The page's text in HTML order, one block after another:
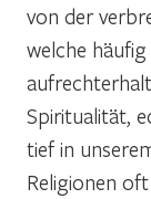
von der
welche
Spiritualität,
tief in
Religionen